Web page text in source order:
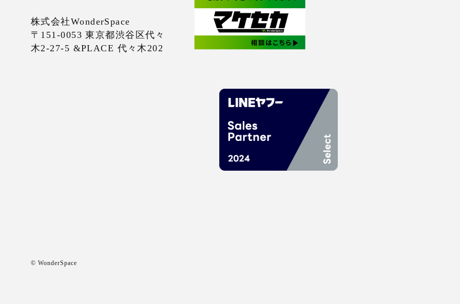
株式会社WonderSpace
〒151-0053 東京都渋谷区代々
木2-27-5 &PLACE 代々木202
© WonderSpace